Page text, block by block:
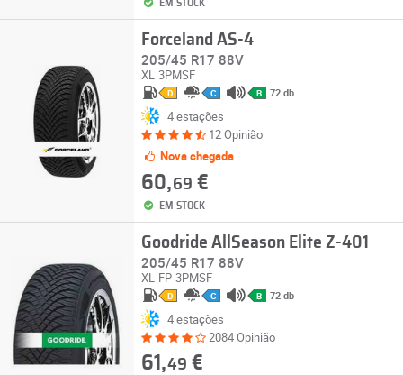
EM STOCK
Forceland AS-4
205/45 R17 88V
XL 3PMSF
D C B 72 db
4 estações
12 Opinião
Nova chegada
60,69 €
EM STOCK
Goodride AllSeason Elite Z-401
205/45 R17 88V
XL FP 3PMSF
D C B 72 db
4 estações
2084 Opinião
61,49 €